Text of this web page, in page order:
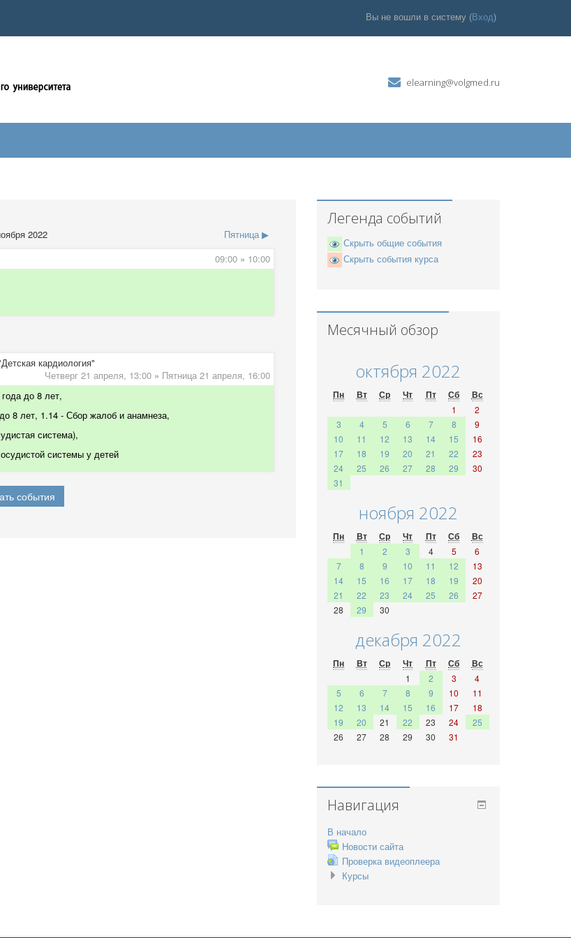
Вы не вошли в систему (Вход)
elearning@volgmed.ru
2022 Пятница ▶
09:00 » 10:00
кардиология"
Четверг 21 апреля, 13:00 » Пятница 21 апреля, 16:00
до 8 лет,
8 лет, 1.14 - Сбор жалоб и анамнеза,
система),
системы у детей
Легенда событий
Скрыть общие события
Скрыть события курса
Месячный обзор
октября 2022
Пн Вт Ср Чт Пт Сб Вс
1
2
3
4 5 6 7 8
9
10
11 12 13 14 15
16
17
18 19 20 21 22
23
24
25 26 27 28 29
30
31
ноября 2022
Пн Вт Ср Чт Пт Сб Вс
1 2 3 4 5
6
7
8 9 10 11 12
13
14
15 16 17 18 19
20
21
22 23 24 25 26
27
28
29 30
декабря 2022
Пн Вт Ср Чт Пт Сб Вс
1 2 3
4
5
6 7 8 9 10
11
12
13 14 15 16 17
18
19
20 21 22 23 24
25
26
27 28 29 30 31
Навигация
В начало
Новости сайта
Проверка видеоплеера
Курсы